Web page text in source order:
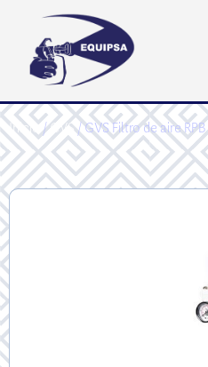
Inicio/GVS/ GVS Filtro de aire